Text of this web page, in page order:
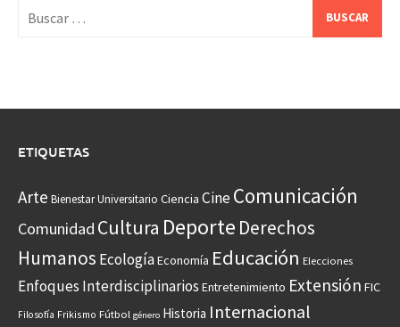
ETIQUETAS
Arte Bienestar Universitario Ciencia CineComunicación
Comunidad Cultura Deporte Derechos
Humanos EcologíaEconomía Educación Elecciones
Enfoques Interdisciplinarios Entretenimiento Extensión FIC
Filosofía Frikismo Fútbol género Historia Internacional